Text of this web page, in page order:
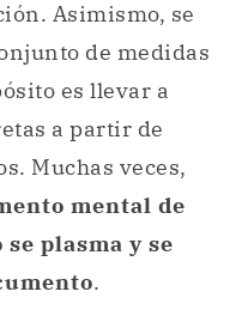
Asimismo, se
de medidas
es llevar a
a partir de
Muchas veces,
mental de
plasma y se
.